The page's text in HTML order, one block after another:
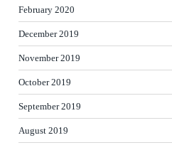
February 2020
December 2019
November 2019
October 2019
September 2019
August 2019